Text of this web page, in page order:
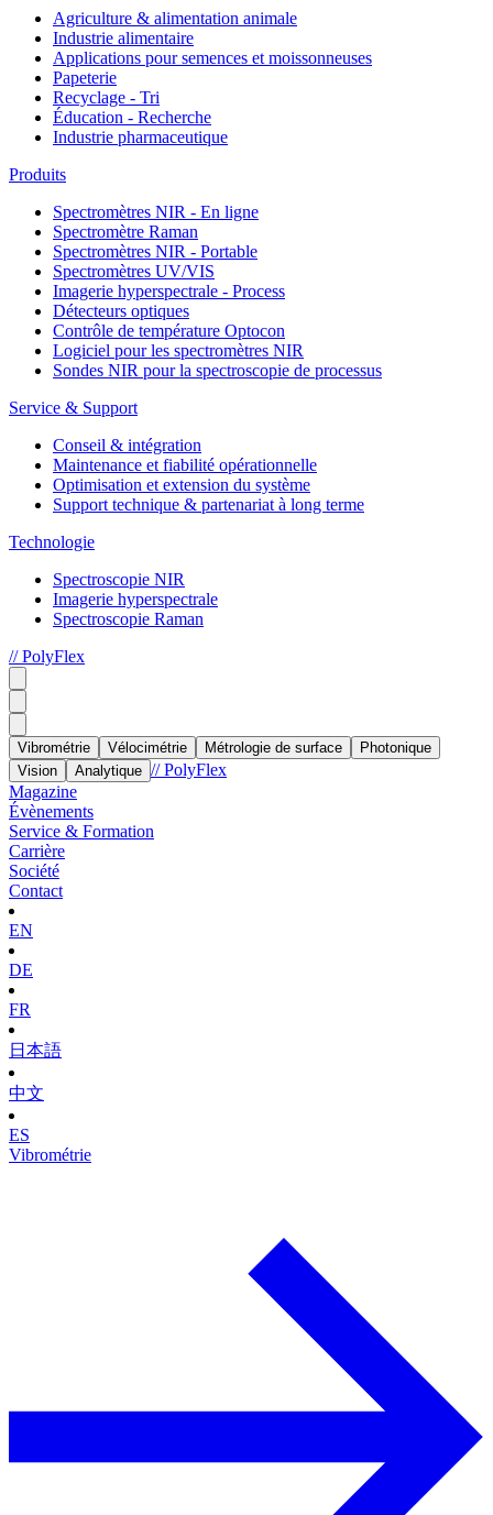
Agriculture & alimentation animale
Industrie alimentaire
Applications pour semences et moissonneuses
Papeterie
Recyclage - Tri
Éducation - Recherche
Industrie pharmaceutique
Produits
Spectromètres NIR - En ligne
Spectromètre Raman
Spectromètres NIR - Portable
Spectromètres UV/VIS
Imagerie hyperspectrale - Process
Détecteurs optiques
Contrôle de température Optocon
Logiciel pour les spectromètres NIR
Sondes NIR pour la spectroscopie de processus
Service & Support
Conseil & intégration
Maintenance et fiabilité opérationnelle
Optimisation et extension du système
Support technique & partenariat à long terme
Technologie
Spectroscopie NIR
Imagerie hyperspectrale
Spectroscopie Raman
// PolyFlex
Vibrométrie Vélocimétrie Métrologie de surface
Photonique
Vision
Analytique // PolyFlex
Magazine
Évènements
Service & Formation
Carrière
Société
Contact
EN
DE
FR
日本語
中文
ES
Vibrométrie